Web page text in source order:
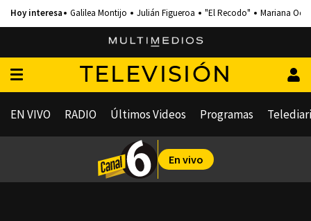
Galilea Montijo Julián Figueroa "El Recodo" Mariana
TELEVISIÓN
EN VIVO RADIO Últimos Videos Programas
En vivo